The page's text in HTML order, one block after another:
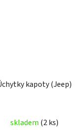
kapoty (Jeep)
skladem (2 ks)